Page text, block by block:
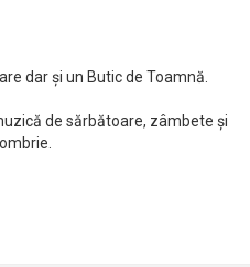
dar și un Butic de Toamnă.
de sărbătoare, zâmbete și